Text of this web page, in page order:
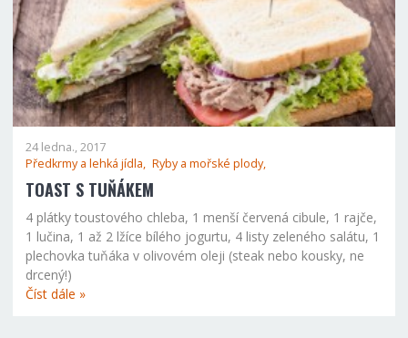
24 ledna., 2017
Předkrmy a lehká jídla, Ryby a mořské plody,
TOAST S TUŇÁKEM
4 plátky toustového chleba, 1 menší červená cibule, 1 rajče,
1 lučina, 1 až 2 lžíce bílého jogurtu, 4 listy zeleného salátu, 1
plechovka tuňáka v olivovém oleji (steak nebo kousky, ne
drcený!)
Číst dále »